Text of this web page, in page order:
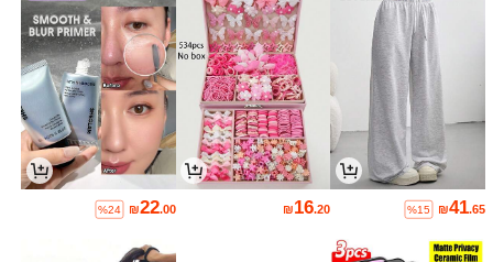
₪41.65
%15
₪16.20
₪22.00
%24